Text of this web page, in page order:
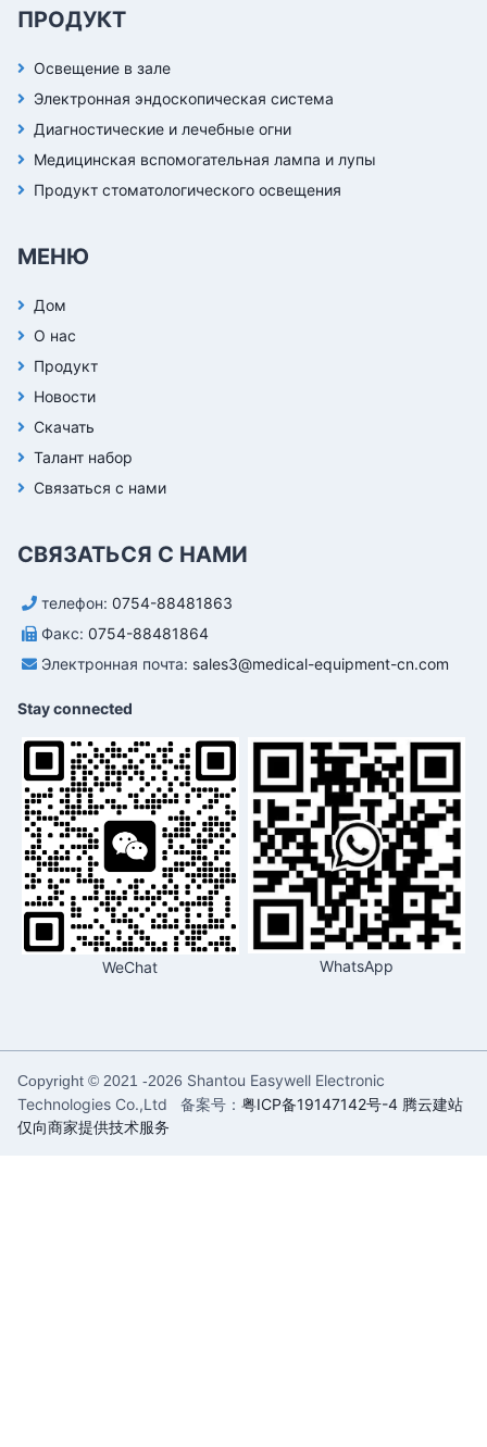
ПРОДУКТ
Освещение в зале
Электронная эндоскопическая система
Диагностические и лечебные огни
Медицинская вспомогательная лампа и лупы
Продукт стоматологического освещения
МЕНЮ
Дом
О нас
Продукт
Новости
Скачать
Талант набор
Связаться с нами
СВЯЗАТЬСЯ С НАМИ
телефон: 0754-88481863
Факс: 0754-88481864
Электронная почта: sales3@medical-equipment-cn.com
Stay connected
WeChat WhatsApp
Copyright © 2021 -2026 Shantou Easywell Electronic
Technologies Co.,Ltd 备案号： 粤ICP备19147142号-4 腾云建站
仅向商家提供技术服务